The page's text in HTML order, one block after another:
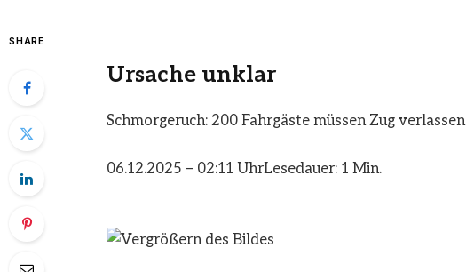
SHARE
Ursache unklar
Schmorgeruch: 200 Fahrgäste müssen Zug verlassen
06.12.2025 – 02:11 UhrLesedauer: 1 Min.